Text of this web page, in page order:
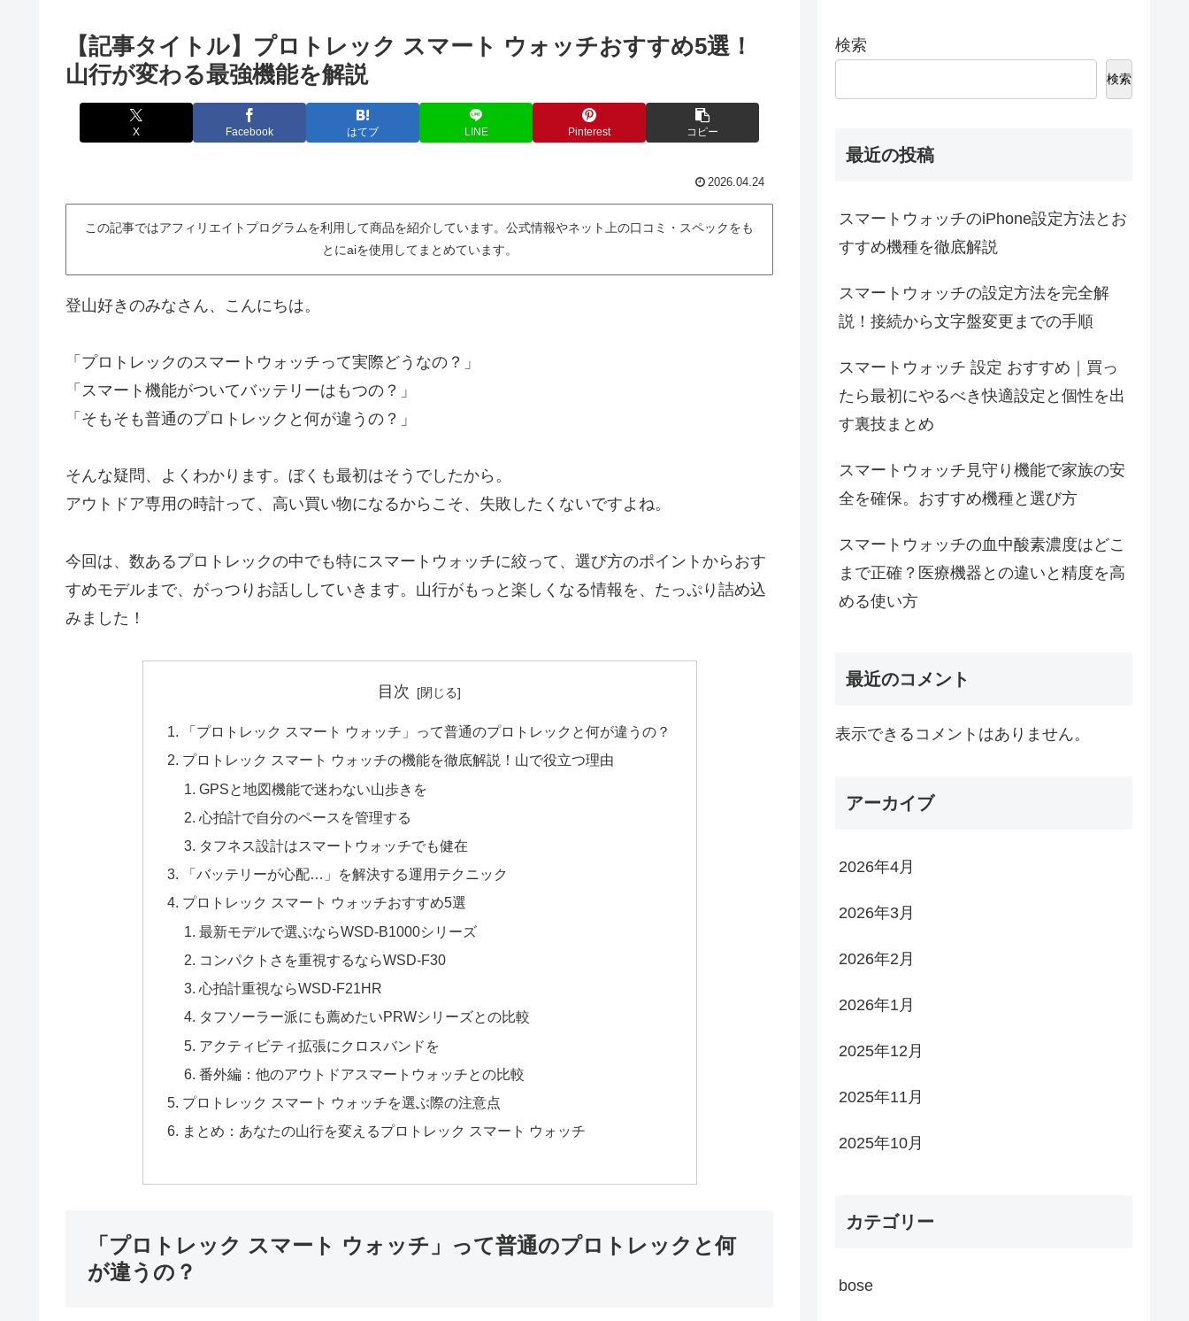
【記事タイトル】プロトレック スマート ウォッチおすすめ5選！
山行が変わる最強機能を解説
X Facebook はてブ LINE Pinterest コピー
2026.04.24
この記事ではアフィリエイトプログラムを利用して商品を紹介しています。公式情報やネット上の口コミ・スペックをも
とにaiを使用してまとめています。
登山好きのみなさん、こんにちは。
「プロトレックのスマートウォッチって実際どうなの？」
「スマート機能がついてバッテリーはもつの？」
「そもそも普通のプロトレックと何が違うの？」
そんな疑問、よくわかります。ぼくも最初はそうでしたから。
アウトドア専用の時計って、高い買い物になるからこそ、失敗したくないですよね。
今回は、数あるプロトレックの中でも特にスマートウォッチに絞って、選び方のポイントからおす
すめモデルまで、がっつりお話ししていきます。山行がもっと楽しくなる情報を、たっぷり詰め込
みました！
目次
「プロトレック スマート ウォッチ」って普通のプロトレックと何が違うの？
プロトレック スマート ウォッチの機能を徹底解説！山で役立つ理由
GPSと地図機能で迷わない山歩きを
心拍計で自分のペースを管理する
タフネス設計はスマートウォッチでも健在
「バッテリーが心配…」を解決する運用テクニック
プロトレック スマート ウォッチおすすめ5選
最新モデルで選ぶならWSD-B1000シリーズ
コンパクトさを重視するならWSD-F30
心拍計重視ならWSD-F21HR
タフソーラー派にも薦めたいPRWシリーズとの比較
アクティビティ拡張にクロスバンドを
番外編：他のアウトドアスマートウォッチとの比較
プロトレック スマート ウォッチを選ぶ際の注意点
まとめ：あなたの山行を変えるプロトレック スマート ウォッチ
「プロトレック スマート ウォッチ」って普通のプロトレックと何
が違うの？
検索
検索
最近の投稿
スマートウォッチのiPhone設定方法とお
すすめ機種を徹底解説
スマートウォッチの設定方法を完全解
説！接続から文字盤変更までの手順
スマートウォッチ 設定 おすすめ｜買っ
たら最初にやるべき快適設定と個性を出
す裏技まとめ
スマートウォッチ見守り機能で家族の安
全を確保。おすすめ機種と選び方
スマートウォッチの血中酸素濃度はどこ
まで正確？医療機器との違いと精度を高
める使い方
最近のコメント
表示できるコメントはありません。
アーカイブ
2026年4月
2026年3月
2026年2月
2026年1月
2025年12月
2025年11月
2025年10月
カテゴリー
bose